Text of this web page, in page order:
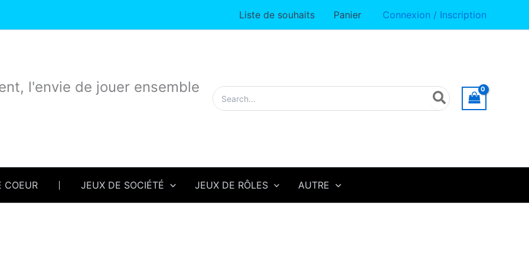
Liste de souhaits Panier Connexion / Inscription
l'envie de jouer ensemble
Rechercher:
COEUR JEUX DE SOCIÉTÉ JEUX DE RÔLES AUTRE